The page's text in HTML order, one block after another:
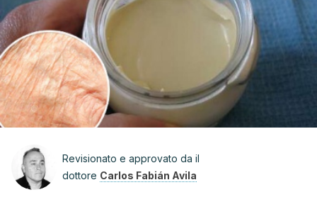
Revisionato e approvato da il
dottore Carlos Fabián Avila